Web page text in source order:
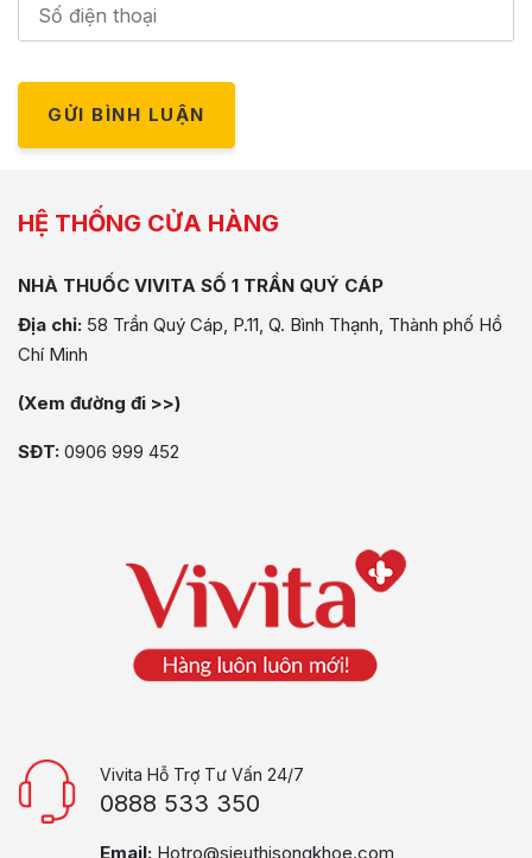
GỬI BÌNH LUẬN
HỆ THỐNG CỬA HÀNG
NHÀ THUỐC VIVITA SỐ 1 TRẦN QUÝ CÁP
Địa chỉ: 58 Trần Quý Cáp, P.11, Q. Bình Thạnh, Thành phố Hồ
Chí Minh
(Xem đường đi >>)
SĐT: 0906 999 452
Vivita Hỗ Trợ Tư Vấn 24/7
0888 533 350
Email: Hotro@sieuthisongkhoe.com